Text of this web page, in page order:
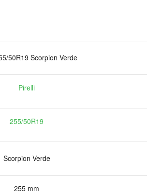
50R19 Scorpion Verde
Pirelli
255/50R19
Scorpion Verde
255 mm